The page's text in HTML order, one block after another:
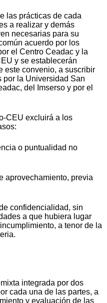
las prácticas de cada
a realizar y demás
necesarias para su
acuerdo por los
el Centro Ceadac y la
y se establecerán
este convenio, a suscribir
por la Universidad San
del Imserso y por el
CEU excluirá a los
o puntualidad no
aprovechamiento, previa
confidencialidad, sin
a que hubiera lugar
a tenor de la
integrada por dos
cada una de las partes, a
y evaluación de las